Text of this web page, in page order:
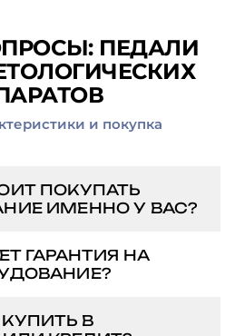
ПЕДАЛИ
и покупка
ПОКУПАТЬ
ИМЕННО У ВАС?
вдоль и
отправкой:
ГАРАНТИЯ НА
делаем сами в
В